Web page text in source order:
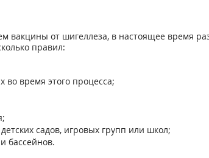
вакцины от шигеллеза, в настоящее время
правил:
во время этого процесса;
садов, игровых групп или школ;
бассейнов.